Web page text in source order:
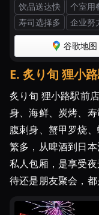
饮品送达快
个室用
寿司选择多
企业努
谷歌地图
E. 炙り旬 狸小
炙り旬 狸小路駅前
身、海鲜、炭烤、
腹刺身、蟹甲罗烧
繁多，从啤酒到日
私人包厢，是享受
待还是朋友聚会，都